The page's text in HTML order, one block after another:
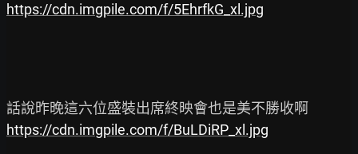
https://cdn.imgpile.com/f/5EhrfkG_xl.jpg
https://cdn.imgpile.com/f/BuLDiRP_xl.jpg